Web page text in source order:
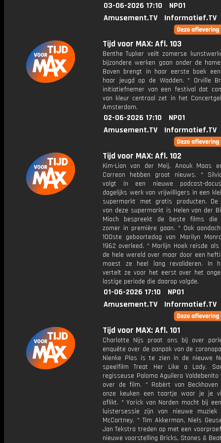
03-06-2026 17:10
NPO1
Amusement.TV
Informatief.TV
Tijd voor MAX: Afl. 103
Benthe Tupker veilt zomerse
bijzondere werken gaan onder de
Boven brengt in haar eerste boek
haar jeugd op de Wadden. * Orville
initiatiefnemer van een festival dat
van kleur centraal zet in het
Amsterdam.
02-06-2026 17:10
NPO1
Amusement.TV
Informatief.TV
Tijd voor MAX: Afl. 102
Kim-Lian van der Meij, Anouk Maas
Carreon hebben groot nieuws. *
volgt in een nieuwe podcast-
dagelijks werk van vrijwilligers in een
supermarkt met gratis producten. De
van deze supermarkt is Helen van der
Mioch bespreekt de beste films die
zomer in première gaan. * Ook
100ste geboortedag van Marilyn
1962 overleed. * Marlijn Hoek reisde
de hele wereld over maar door een
moest ze heel lang revalideren. In
vertelt ze voor het eerst over het
lastige periode die daarop volgde.
01-06-2026 17:10
NPO1
Amusement.TV
Informatief.TV
Tijd voor MAX: Afl. 101
Charlotte Nijs praat ons bij over
enquête over de aanpak van de
Nienke Plas is te zien in de nieuwe
speelfilm Treat Her Like a Lady.
regisseuse Paloma Aguilera
over de film. * Robèrt van
onze keuken een taartje waar je je
aflikt. * Yorick van Norden mocht bij
luistersessie zijn van nieuwe muziek
McCartney. * Tim Akkerman, Niels
Jan Tekstra treden op met een
nieuwe voorstelling Bricks, Stones &